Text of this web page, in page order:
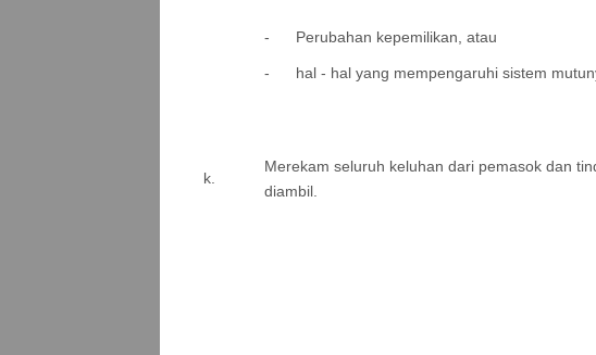
- Perubahan kepemilikan, atau
- hal - hal yang mempengaruhi sistem
k.
Merekam seluruh keluhan dari pemasok dan
diambil.